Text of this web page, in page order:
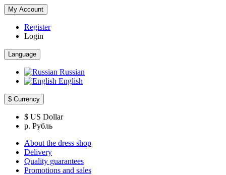
My Account
Register
Login
Language
Russian
English
$ Currency
$ US Dollar
р. Рубль
About the dress shop
Delivery
Quality guarantees
Promotions and sales